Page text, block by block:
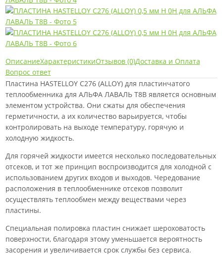
ОписаниеХарактеристикиОтзывов (0)Доставка и Оплата
Вопрос ответ
Пластина HASTELLOY C276 (ALLOY) для пластинчатого
теплообменника для АЛЬФА ЛАВАЛЬ T8B является основным
элементом устройства. Они сжаты для обеспечения
герметичности, а их количество варьируется, чтобы
контролировать на выходе температуру, горячую и
холодную жидкость.
Для горячей жидкости имеется несколько последовательных
отсеков, и тот же принцип воспроизводится для холодной с
использованием других входов и выходов. Чередование
расположения в теплообменнике отсеков позволит
осуществлять теплообмен между веществами через
пластины.
Специальная полировка пластин снижает шероховатость
поверхности, благодаря этому уменьшается вероятность
засорения и увеличивается срок службы без сервиса.